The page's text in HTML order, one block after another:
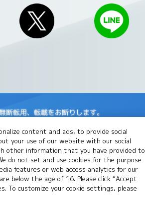
転用、転載をお断りします。
Inc.の商標です。
登録商標です。
です。
content and ads, to provide social
your use of our website with our social
other information that you have provided to
do not set and use cookies for the purpose
features or web access analytics for our
below the age of 16. Please click “Accept
To customize your cookie settings, please